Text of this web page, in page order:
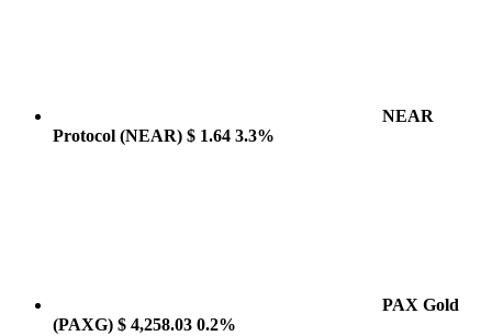
NEAR
Protocol (NEAR) $ 1.64 3.3%
PAX Gold
(PAXG) $ 4,258.03 0.2%